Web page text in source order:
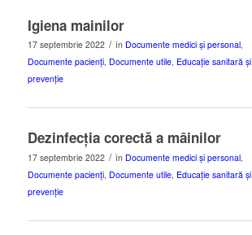
Igiena mainilor
17 septembrie 2022 / în Documente medici și personal,
Documente pacienți, Documente utile, Educație sanitară și
prevenție
Dezinfecția corectă a mâinilor
17 septembrie 2022 / în Documente medici și personal,
Documente pacienți, Documente utile, Educație sanitară și
prevenție